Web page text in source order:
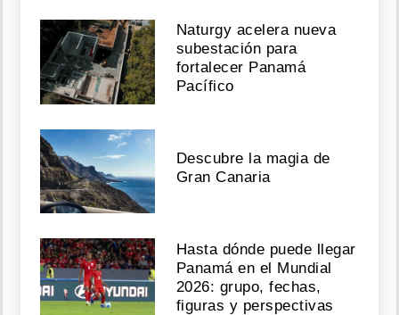
Naturgy acelera nueva
subestación para
fortalecer Panamá
Pacífico
Descubre la magia de
Gran Canaria
Hasta dónde puede llegar
Panamá en el Mundial
2026: grupo, fechas,
figuras y perspectivas